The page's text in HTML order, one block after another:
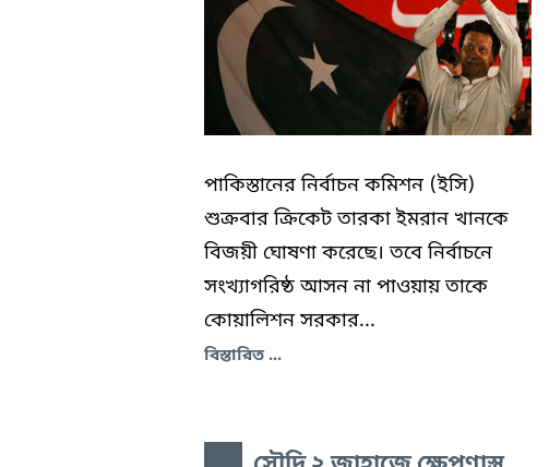
পাকিস্তানের নির্বাচন কমিশন (ইসি)
শুক্রবার ক্রিকেট তারকা ইমরান খানকে
বিজয়ী ঘোষণা করেছে। তবে নির্বাচনে
সংখ্যাগরিষ্ঠ আসন না পাওয়ায় তাকে
কোয়ালিশন সরকার...
বিস্তারিত ...